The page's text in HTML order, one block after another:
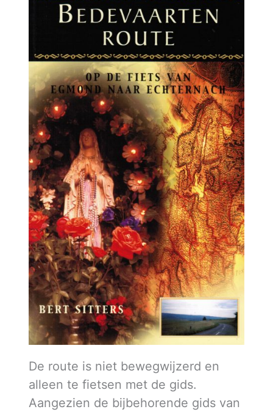
De route is niet bewegwijzerd en
alleen te fietsen met de gids.
Aangezien de bijbehorende gids van